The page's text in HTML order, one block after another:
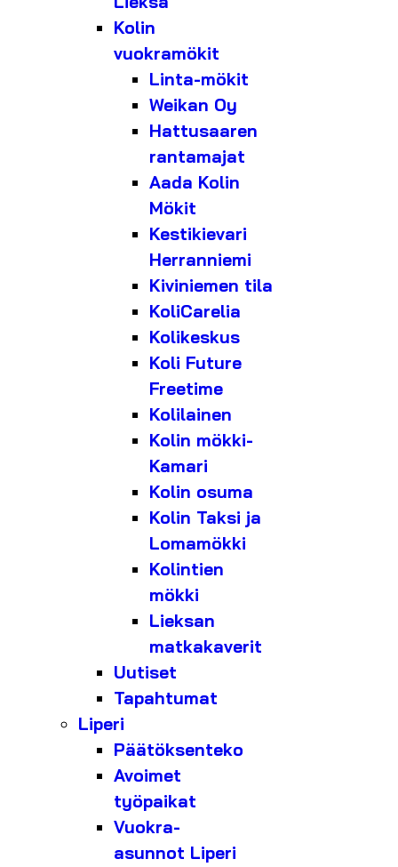
Kolin
vuokramökit
Linta-mökit
Weikan Oy
Hattusaaren
rantamajat
Aada Kolin
Mökit
Kestikievari
Herranniemi
Kiviniemen tila
KoliCarelia
Kolikeskus
Koli Future
Freetime
Kolilainen
Kolin mökki-
Kamari
Kolin osuma
Kolin Taksi ja
Lomamökki
Kolintien
mökki
Lieksan
matkakaverit
Uutiset
Tapahtumat
Liperi
Päätöksenteko
Avoimet
työpaikat
Vuokra-
asunnot Liperi